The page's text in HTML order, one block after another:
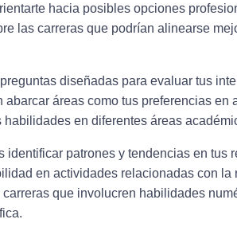
hacia posibles opciones
las carreras que podrían alinearse
preguntas diseñadas para evaluar tus
áreas como tus preferencias en
en diferentes áreas
identificar patrones y tendencias en tus
en actividades relacionadas con
que involucren habilidades